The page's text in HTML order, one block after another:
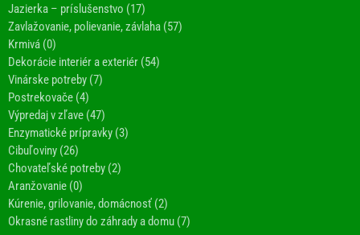
Jazierka – príslušenstvo (17)
Zavlažovanie, polievanie, závlaha (57)
Krmivá (0)
Dekorácie interiér a exteriér (54)
Vinárske potreby (7)
Postrekovače (4)
Výpredaj v zľave (47)
Enzymatické prípravky (3)
Cibuľoviny (26)
Chovateľské potreby (2)
Aranžovanie (0)
Kúrenie, grilovanie, domácnosť (2)
Okrasné rastliny do záhrady a domu (7)